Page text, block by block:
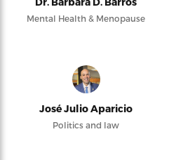
Mental Health & Menopause
José Julio Aparicio
Politics and law